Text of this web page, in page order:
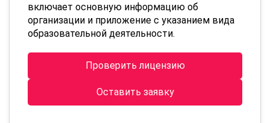
включает основную информацию об
организации и приложение с указанием вида
образовательной деятельности.
Проверить лицензию
Оставить заявку